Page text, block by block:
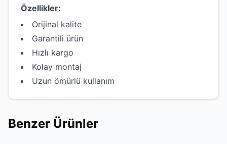
Özellikler:
Orijinal kalite
Garantili ürün
Hızlı kargo
Kolay montaj
Uzun ömürlü kullanım
Benzer Ürünler